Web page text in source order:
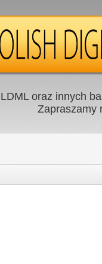
oraz innych
Zapraszamy